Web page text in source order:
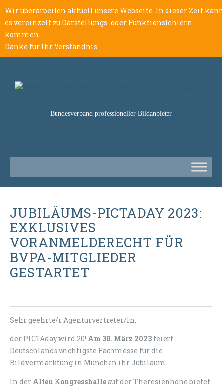
Wir überarbeiten aktuell unsere Webseite. In dieser Zeit
es vereinzelt zu Darstellungs- oder Funktionsfehlern
kommen.
Danke für Ihr Verständnis.
Bundesverband professioneller Bildanbieter
JUBILÄUMS-PICTADAY 2023:
EXKLUSIVES
VORANMELDERECHT FÜR
BVPA-MITGLIEDER
GESTARTET
Sehr geehrte/r Agenturvertreter/in,
der PICTAday wird 20! Am 30. März 2023 feiert
Deutschlands wichtigste Fachmesse für die
Bildvermarktung in München ihr Jubiläum.
In der Alten Kongresshalleauf der Theresienhöhe bietet